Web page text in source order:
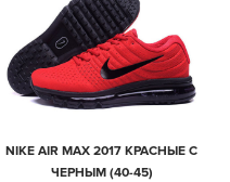
NIKE AIR MAX 2017 КРАСНЫЕ С
ЧЕРНЫМ (40-45)